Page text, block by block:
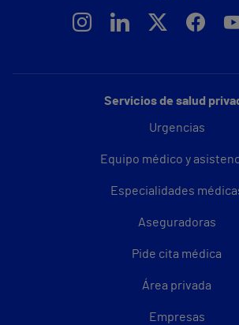
Servicios de salud
Urgencias
Equipo médico y
Especialidades
Aseguradoras
Pide cita médica
Área privada
Empresas